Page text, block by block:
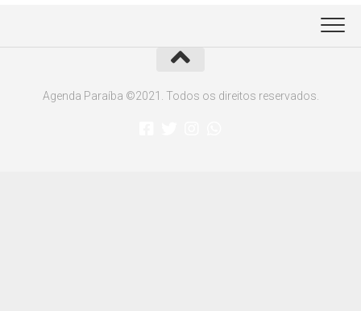
Agenda Paraíba ©2021. Todos os direitos reservados.